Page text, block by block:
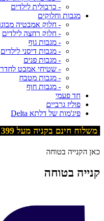
- כרבולית לילדים
מגבות וחלוקים
- חלוק אמבטיה
- חלוק רחצה לילדים
- מגבות גוף
- מגבות דיסני לילדים
- מגבות פנים
- שטיחי אמבט
- מגבות מטבח
- מגבות חוף
חד פעמי
פוליז גרביים
פיג'מות של דלתא Delta
משלוח חינם בקניה מעל 399
כאן הקנייה בטוחה
קנייה בטוחה